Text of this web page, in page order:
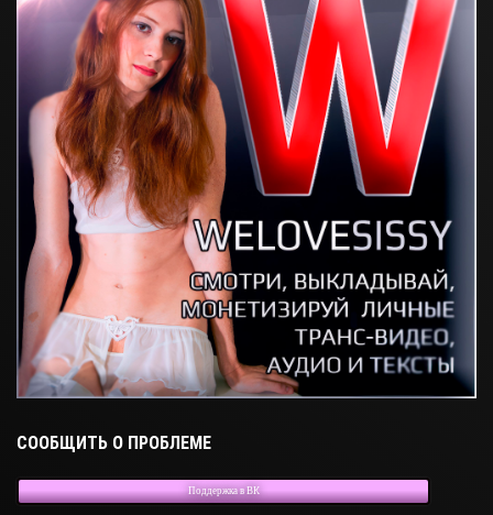
СООБЩИТЬ О ПРОБЛЕМЕ
Поддержка в ВК